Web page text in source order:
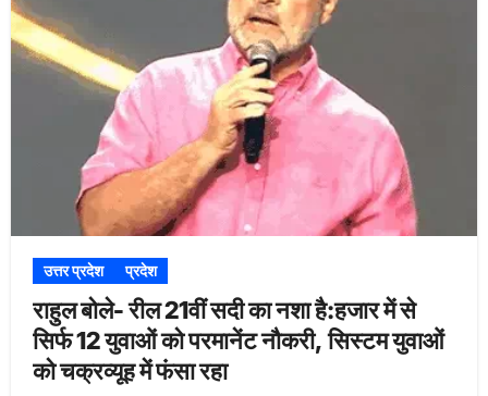
उत्तर प्रदेश प्रदेश
राहुल बोले- रील 21वीं सदी का नशा है:हजार में से
सिर्फ 12 युवाओं को परमानेंट नौकरी, सिस्टम युवाओं
को चक्रव्यूह में फंसा रहा